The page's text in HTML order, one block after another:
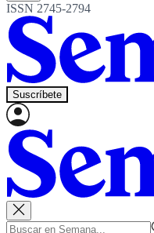
ISSN 2745-2794
Suscríbete